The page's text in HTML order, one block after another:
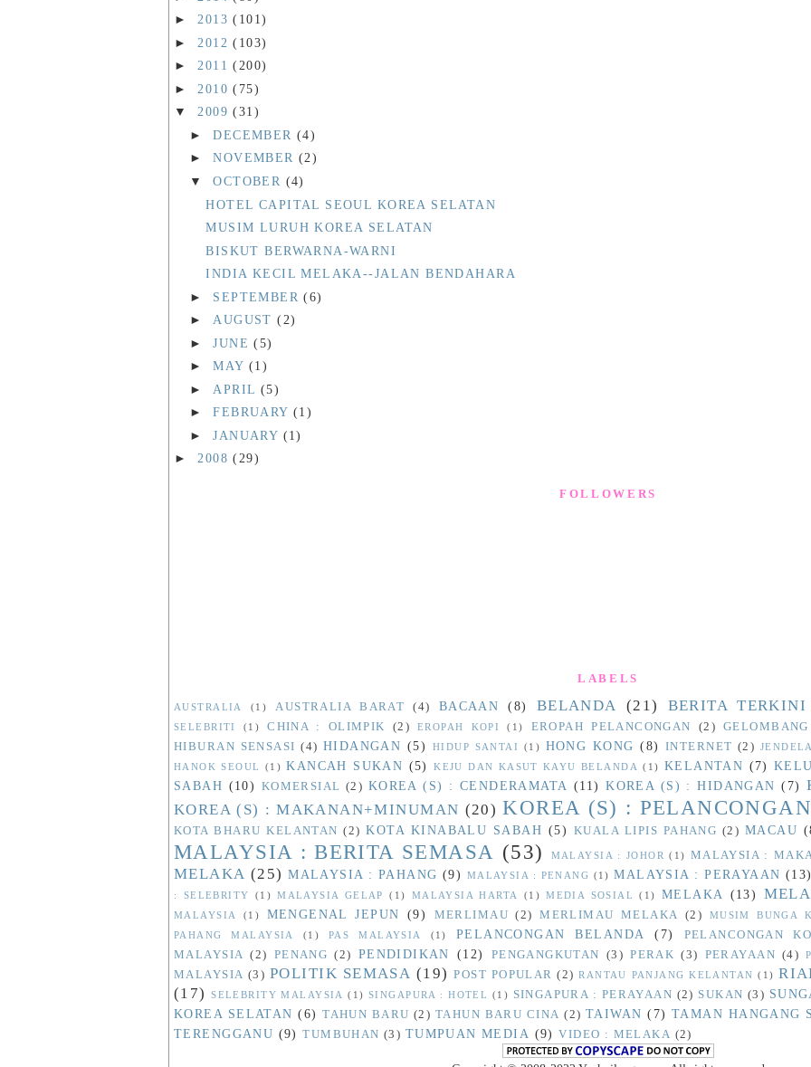
►2013(101)
► 2012(103)
►2011(200)
► 2010(75)
▼2009(31)
►DECEMBER(4)
►NOVEMBER(2)
▼OCTOBER (4)
HOTEL CAPITAL SEOUL KOREA SELATAN
MUSIM LURUH KOREA SELATAN
BISKUT BERWARNA-WARNI
INDIA KECIL MELAKA--JALAN BENDAHARA
► SEPTEMBER(6)
► AUGUST(2)
►JUNE(5)
►MAY (1)
► APRIL (5)
►FEBRUARY(1)
►JANUARY (1)
►2008(29)
FOLLOWERS
LABELS
AUSTRALIA (1) AUSTRALIA BARAT (4) BACAAN (8) BELANDA (21) BERITA TERKINI
SELEBRITI
(1) CHINA : OLIMPIK (2) EROPAH KOPI (1) EROPAH PELANCONGAN (2)
HIBURAN SENSASI (4) HIDANGAN (5) HIDUP SANTAI (1) HONG KONG (8) INTERNET (2)
HANOK SEOUL
(1) KANCAH SUKAN (5) KEJU DAN KASUT KAYU BELANDA (1) KELANTAN (7)
SABAH (10) KOMERSIAL (2) KOREA (S) : CENDERAMATA (11) KOREA (S) : HIDANGAN (7)
KOREA (S) : MAKANAN+MINUMAN (20) KOREA (S) : PELANCONGAN
KOTA BHARU KELANTAN (2) KOTA KINABALU SABAH (5) KUALA LIPIS PAHANG (2) MACAU
MALAYSIA : BERITA SEMASA (53) MALAYSIA : JOHOR (1) MALAYSIA :
MELAKA (25) MALAYSIA : PAHANG (9) MALAYSIA : PENANG (1) MALAYSIA : PERAYAAN (13)
: SELEBRITY
(1) MALAYSIA GELAP (1) MALAYSIA HARTA (1) MEDIA SOSIAL (1) MELAKA (13)
MALAYSIA
(1) MENGENAL JEPUN (9) MERLIMAU (2) MERLIMAU MELAKA (2) MUSIM BUNGA
PAHANG MALAYSIA (1) PAS MALAYSIA (1) PELANCONGAN BELANDA (7) PELANCONGAN
MALAYSIA
(2) PENANG (2) PENDIDIKAN (12) PENGANGKUTAN (3) PERAK (3) PERAYAAN (4)
MALAYSIA (3) POLITIK SEMASA (19) POST POPULAR (2) RANTAU PANJANG KELANTAN (1)
(17)
SELEBRITY MALAYSIA (1) SINGAPURA : HOTEL (1) SINGAPURA : PERAYAAN (2) SUKAN (3)
KOREA SELATAN (6) TAHUN BARU (2) TAHUN BARU CINA (2) TAIWAN (7) TAMAN HANGANG
TERENGGANU (9) TUMBUHAN (3) TUMPUAN MEDIA (9) VIDEO : MELAKA (2)